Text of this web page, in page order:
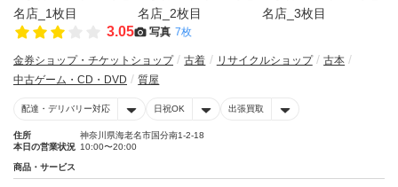
3.05 写真 7枚
金券ショップ・チケットショップ 古着 リサイクルショップ
古本
中古ゲーム・CD・DVD
質屋
配達・デリバリー対応 日祝OK 出張買取
住所
神奈川県海老名市国分南1-2-18
本日の営業状況 10:00〜20:00
商品・サービス